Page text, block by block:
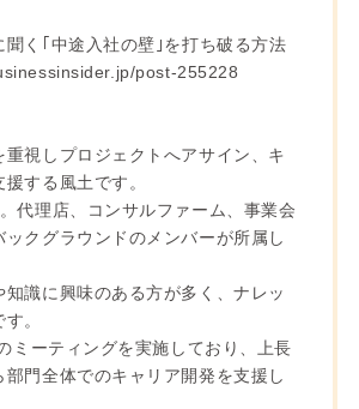
聞く｢中途入社の壁｣を打ち破る方法
post-255228
重視しプロジェクトへアサイン、キ
する風土です。
代理店、コンサルファーム、事業会
ックグラウンドのメンバーが所属し
知識に興味のある方が多く、ナレッ
。
ミーティングを実施しており、上長
部門全体でのキャリア開発を支援し